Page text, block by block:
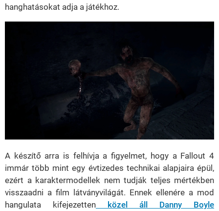
hanghatásokat adja a játékhoz.
A készítő arra is felhívja a figyelmet, hogy a Fallout 4
immár több mint egy évtizedes technikai alapjaira épül,
ezért a karaktermodellek nem tudják teljes mértékben
visszaadni a film látványvilágát. Ennek ellenére a mod
hangulata kifejezetten közel áll Danny Boyle